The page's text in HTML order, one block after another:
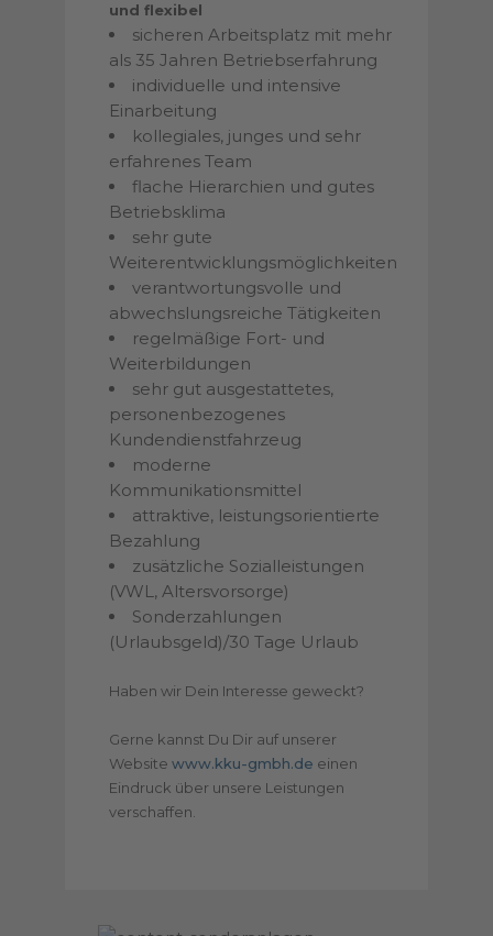
und flexibel
sicheren Arbeitsplatz mit mehr
als 35 Jahren Betriebserfahrung
individuelle und intensive
Einarbeitung
kollegiales, junges und sehr
erfahrenes Team
flache Hierarchien und gutes
Betriebsklima
sehr gute
Weiterentwicklungsmöglichkeiten
verantwortungsvolle und
abwechslungsreiche Tätigkeiten
regelmäßige Fort- und
Weiterbildungen
sehr gut ausgestattetes,
personenbezogenes
Kundendienstfahrzeug
moderne
Kommunikationsmittel
attraktive, leistungsorientierte
Bezahlung
zusätzliche Sozialleistungen
(VWL, Altersvorsorge)
Sonderzahlungen
(Urlaubsgeld)/30 Tage Urlaub
Haben wir Dein Interesse geweckt?
Gerne kannst Du Dir auf unserer
Website www.kku-gmbh.de einen
Eindruck über unsere Leistungen
verschaffen.